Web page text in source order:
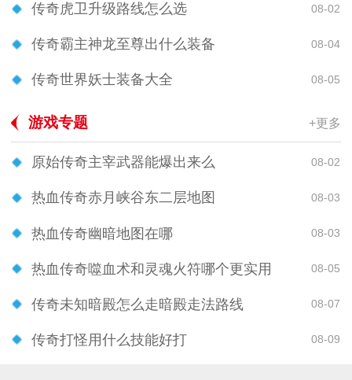
传奇虎卫升级路线怎么选 08-02
传奇霸主神龙至尊出什么装备 08-04
传奇世界妖士装备大全 08-05
游戏专题 +更多
原始传奇主宰武器能爆出来么 08-02
热血传奇赤月峡谷东二层地图 08-03
热血传奇幽暗地图在哪 08-03
热血传奇噬血术和灵魂火符哪个更实用 08-05
传奇未知暗殿怎么走暗殿走法路线 08-07
传奇打怪用什么技能好打 08-09